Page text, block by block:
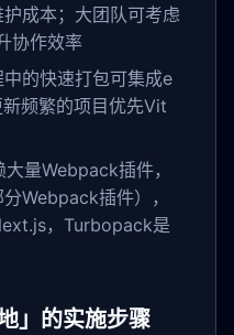
成本；大团队可考虑
协作效率
的快速打包可集成e
频繁的项目优先Vit
量Webpack插件，
Webpack插件），
，Turbopack是
」的实施步骤